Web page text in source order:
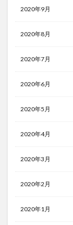
2020年9月
2020年8月
2020年7月
2020年6月
2020年5月
2020年4月
2020年3月
2020年2月
2020年1月